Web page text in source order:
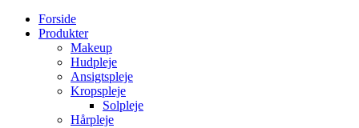
Forside
Produkter
Makeup
Hudpleje
Ansigtspleje
Kropspleje
Solpleje
Hårpleje